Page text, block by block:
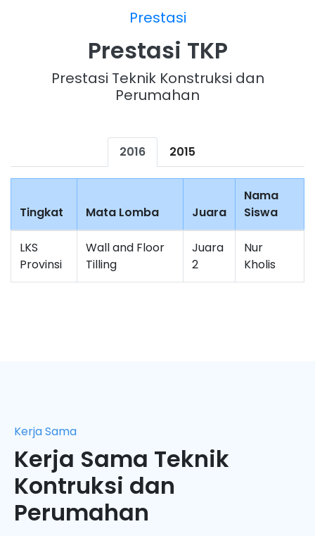
Prestasi
Prestasi TKP
Prestasi Teknik Konstruksi dan
Perumahan
2016 2015
Tingkat Mata Lomba Juara
Nama
Siswa
LKS
Provinsi
Wall and Floor
Tilling
Juara
2
Nur
Kholis
Kerja Sama
Kerja Sama Teknik
Kontruksi dan
Perumahan